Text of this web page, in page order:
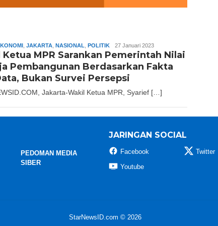
JAKARTA NASIONAL POLITIK Burhanudin
Marbas
27 Januari 2023
MPR Sarankan Pemerintah Nilai
Pembangunan Berdasarkan Fakta
Bukan Survei Persepsi
Jakarta-Wakil Ketua MPR, Syarief […]
PEDOMAN MEDIA
SIBER
JARINGAN SOCIAL
Facebook Twitter
Youtube
StarNewsID.com © 2026